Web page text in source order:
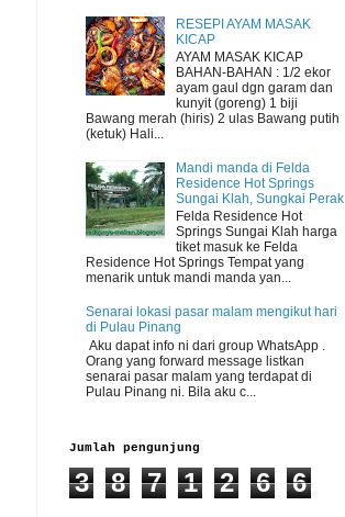
RESEPI AYAM MASAK
KICAP
AYAM MASAK KICAP
BAHAN-BAHAN : 1/2 ekor
ayam gaul dgn garam dan
kunyit (goreng) 1 biji
Bawang merah (hiris) 2 ulas Bawang putih
(ketuk) Hali...
Mandi manda di Felda
Residence Hot Springs
Sungai Klah, Sungkai Perak
Felda Residence Hot
Springs Sungai Klah harga
tiket masuk ke Felda
Residence Hot Springs Tempat yang
menarik untuk mandi manda yan...
Senarai lokasi pasar malam mengikut hari
di Pulau Pinang
Aku dapat info ni dari group WhatsApp .
Orang yang forward message listkan
senarai pasar malam yang terdapat di
Pulau Pinang ni. Bila aku c...
Jumlah pengunjung
3 8 7 1 2 6 6